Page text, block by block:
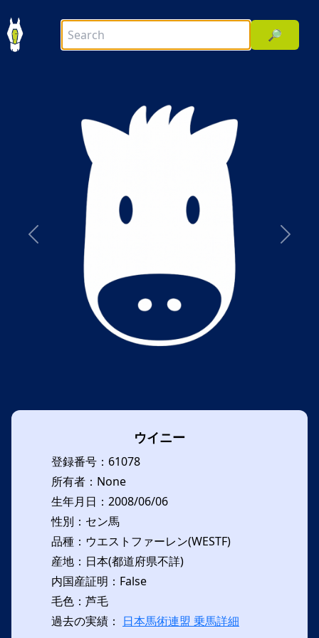
🔎
前へ 次へ
ウイニー
登録番号：61078
所有者：None
生年月日：2008/06/06
性別：セン馬
品種：ウエストファーレン(WESTF)
産地：日本(都道府県不詳)
内国産証明：False
毛色：芦毛
過去の実績： 日本馬術連盟 乗馬詳細